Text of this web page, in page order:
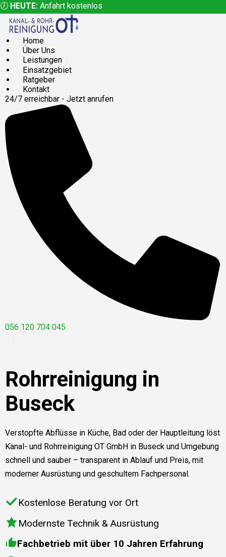
🕖 HEUTE: Anfahrt kostenlos
Home
Über Uns
Leistungen
Einsatzgebiet
Ratgeber
Kontakt
24/7 erreichbar - Jetzt anrufen
056 120 704 045
Rohrreinigung in
Buseck
Verstopfte Abflüsse in Küche, Bad oder der Hauptleitung löst
Kanal- und Rohrreinigung OT GmbH in Buseck und Umgebung
schnell und sauber – transparent in Ablauf und Preis, mit
moderner Ausrüstung und geschultem Fachpersonal.
Kostenlose Beratung vor Ort
Modernste Technik & Ausrüstung
Fachbetrieb mit über 10 Jahren Erfahrung